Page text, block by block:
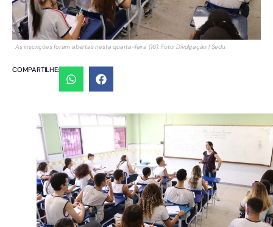
As inscrições foram abertas nesta quarta-feira (16). Foto: Divulgação | Sedu
COMPARTILHE: